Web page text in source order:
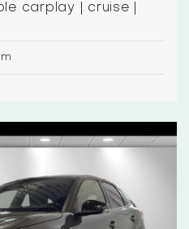
carplay | cruise |